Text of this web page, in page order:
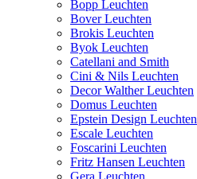
Bopp Leuchten
Bover Leuchten
Brokis Leuchten
Byok Leuchten
Catellani and Smith
Cini & Nils Leuchten
Decor Walther Leuchten
Domus Leuchten
Epstein Design Leuchten
Escale Leuchten
Foscarini Leuchten
Fritz Hansen Leuchten
Gera Leuchten